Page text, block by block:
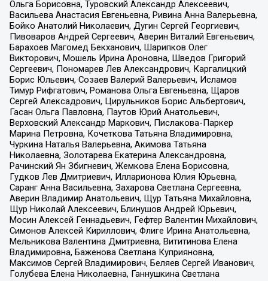
Ольга Борисовна, Туровский Александр Алексеевич,
Васильева Анастасия Евгеньевна, Ривина Анна Валерьевна,
Бойко Анатолий Николаевич, Дугин Сергей Георгиевич,
Пивоваров Андрей Сергеевич, Аверин Виталий Евгеньевич,
Барахоев Магомед Бекханович, Шарипков Олег
Викторович, Мошель Ирина Ароновна, Шведов Григорий
Сергеевич, Пономарев Лев Александрович, Каргалицкий
Борис Юльевич, Созаев Валерий Валерьевич, Исламов
Тимур Рифгатович, Романова Ольга Евгеньевна, Щаров
Сергей Алексадрович, Цирульников Борис Альбертович,
Гасан Ольга Павловна, Паутов Юрий Анатольевич,
Верховский Александр Маркович, Пислакова-Паркер
Марина Петровна, Кочеткова Татьяна Владимировна,
Чуркина Наталья Валерьевна, Акимова Татьяна
Николаевна, Золотарева Екатерина Александровна,
Рачинский Ян Збигневич, Жемкова Елена Борисовна,
Гудков Лев Дмитриевич, Илларионова Юлия Юрьевна,
Саранг Анна Васильевна, Захарова Светлана Сергеевна,
Аверин Владимир Анатольевич, Щур Татьяна Михайловна,
Щур Николай Алексеевич, Блинушов Андрей Юрьевич,
Мосин Алексей Геннадьевич, Гефтер Валентин Михайлович,
Симонов Алексей Кириллович, Флиге Ирина Анатольевна,
Мельникова Валентина Дмитриевна, Вититинова Елена
Владимировна, Баженова Светлана Куприяновна,
Максимов Сергей Владимирович, Беляев Сергей Иванович,
Голубева Елена Николаевна, Ганнушкина Светлана